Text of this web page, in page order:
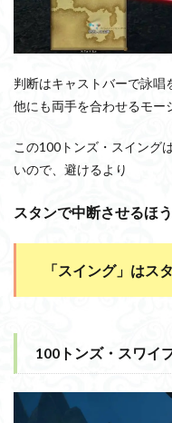
判断はキャストバーで詠唱
他にも両手を合わせるモー
この100トンズ・スイング
いので、避けるより
スタンで中断させるほ
「スイング」はス
100トンズ・スワイ